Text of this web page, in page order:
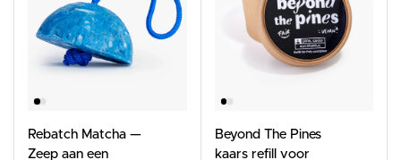
Rebatch Matcha —
Zeep aan een
Beyond The Pines
kaars refill voor